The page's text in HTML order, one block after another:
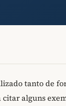
tanto de
alguns